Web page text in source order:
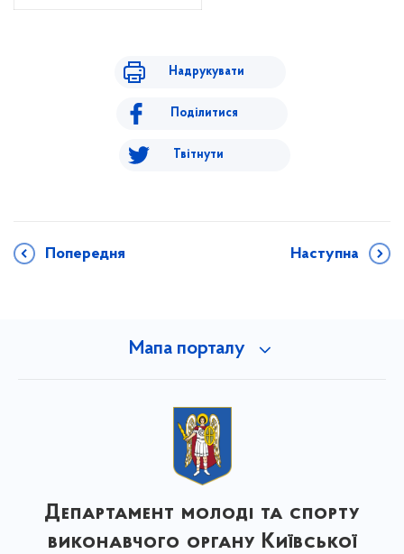
Надрукувати
Поділитися
Твітнути
Попередня Наступна
Мапа порталу
Департамент молоді та спорту
виконавчого органу Київської